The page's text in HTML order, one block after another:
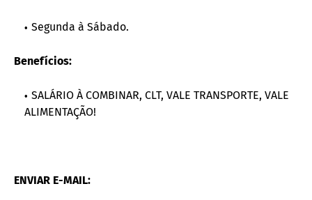
Segunda à Sábado.
Benefícios:
SALÁRIO À COMBINAR, CLT, VALE TRANSPORTE, VALE
ALIMENTAÇÃO!
ENVIAR E-MAIL: